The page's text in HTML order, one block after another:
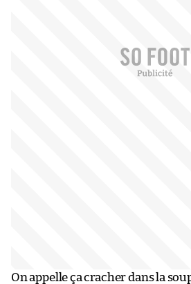
On appelle ça cracher dans la